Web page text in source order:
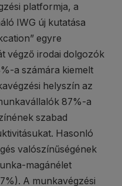
platformja, a
IWG új kutatása
egyre
végző irodai dolgozók
a számára kiemelt
helyszín az
87%-a
szabad
Hasonló
valószínűségének
magánélet
A munkavégzési